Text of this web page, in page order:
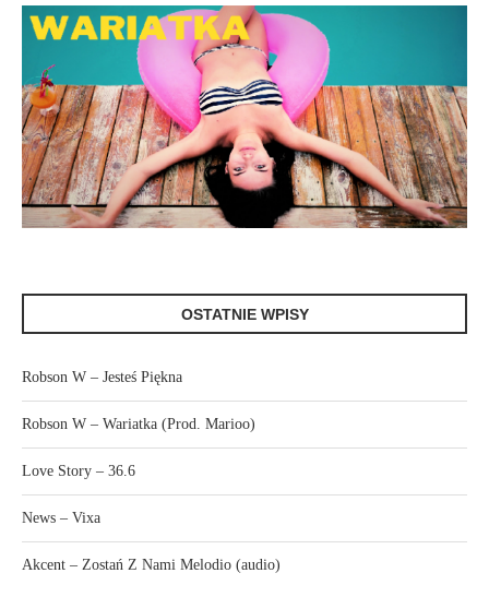
OSTATNIE WPISY
Robson W – Jesteś Piękna
Robson W – Wariatka (Prod. Marioo)
Love Story – 36.6
News – Vixa
Akcent – Zostań Z Nami Melodio (audio)